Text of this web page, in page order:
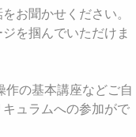
お聞かせください。
を掴んでいただけま
作の基本講座などご自
ュラムへの参加がで